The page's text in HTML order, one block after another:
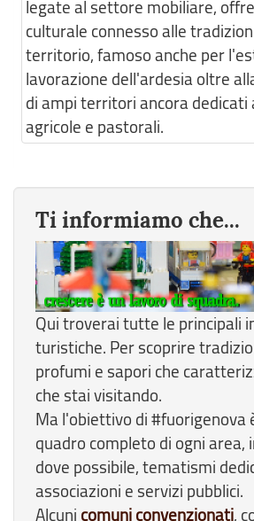
legate al settore mobiliare,
culturale connesso alle
territorio, famoso anche per
lavorazione dell'ardesia oltre
di ampi territori ancora
agricole e pastorali.
Ti informiamo che...
Qui troverai tutte le principali
turistiche. Per scoprire
profumi e sapori che
che stai visitando.
Ma l'obiettivo di #fuorigenova
quadro completo di ogni area,
dove possibile, tematismi
associazioni e servizi pubblici.
Alcuni comuni convenzionati,